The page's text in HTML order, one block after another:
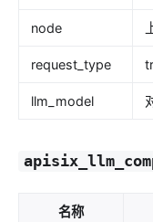
node
request_type
llm_model
名称